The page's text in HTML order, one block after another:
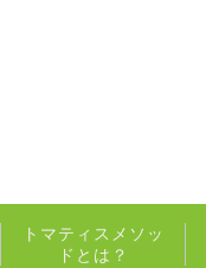
トマティスメソッ
ドとは？